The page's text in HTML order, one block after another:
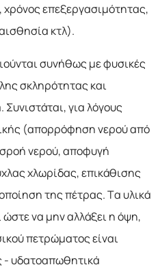
επεξεργασιμότητας,
κτλ).
συνήθως με φυσικές
σκληρότητας και
για λόγους
(απορρόφηση νερού από
νερού, αποφυγή
χλωρίδας, επικάθισης
της πέτρας. Τα υλικά
να μην αλλάξει η όψη,
πετρώματος είναι
- υδατοαπωθητικά